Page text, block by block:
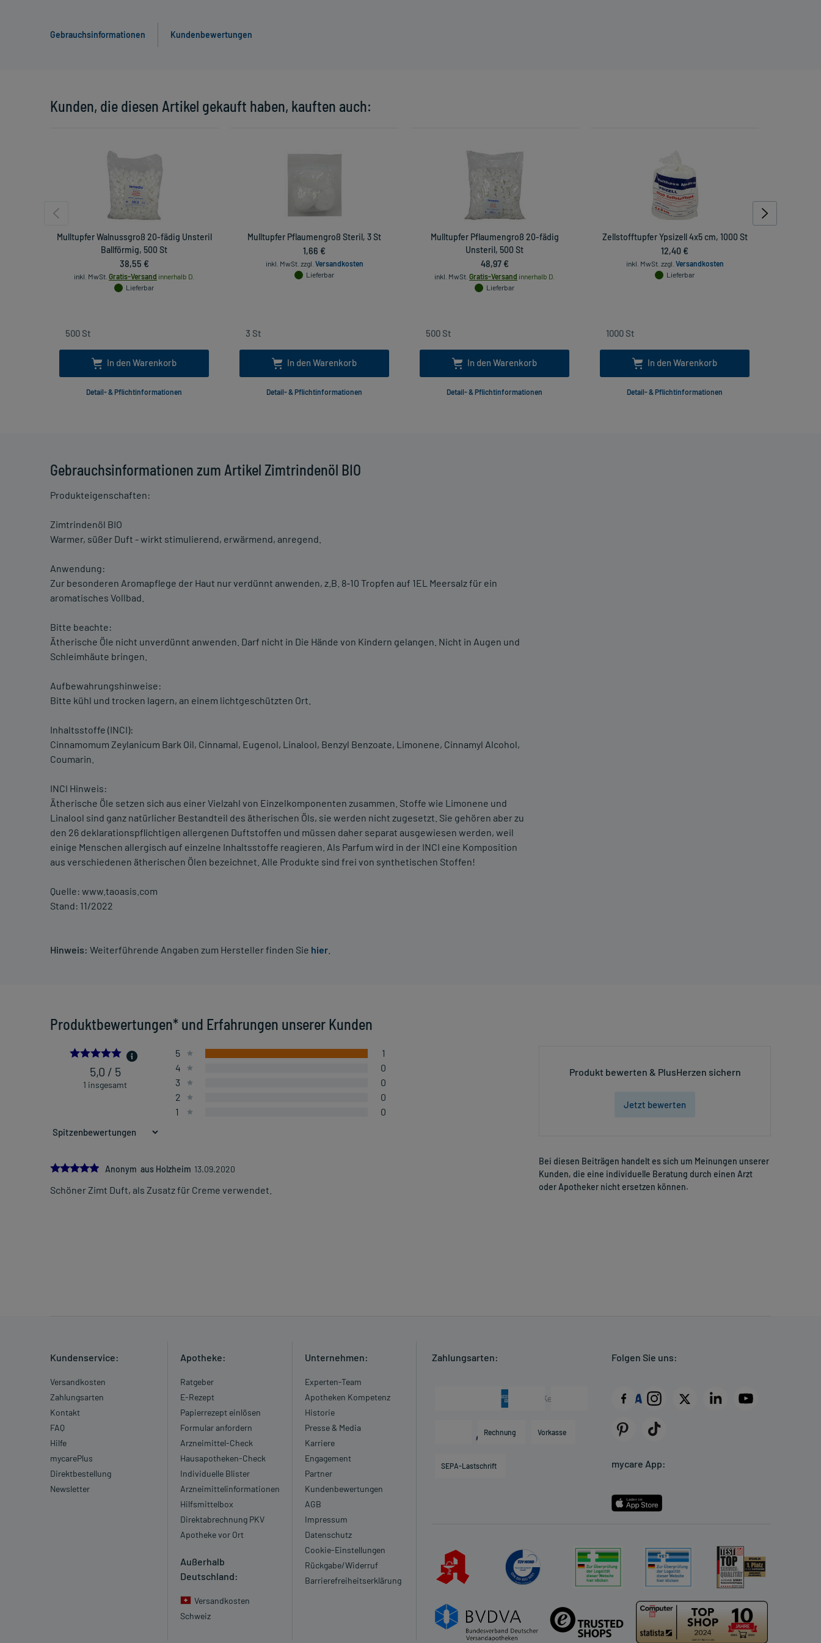
Gebrauchsinformationen Kundenbewertungen
Gebrauchsinformationen zum Artikel Zimtrindenöl BIO
Produkteigenschaften:
Zimtrindenöl BIO
Warmer, süßer Duft - wirkt stimulierend, erwärmend, anregend.
Anwendung:
Zur besonderen Aromapflege der Haut nur verdünnt anwenden, z.B. 8-10 Tropfen auf 1EL Meersalz für ein
aromatisches Vollbad.
Bitte beachte:
Ätherische Öle nicht unverdünnt anwenden. Darf nicht in Die Hände von Kindern gelangen. Nicht in Augen und
Schleimhäute bringen.
Aufbewahrungshinweise:
Bitte kühl und trocken lagern, an einem lichtgeschützten Ort.
Inhaltsstoffe (INCI):
Cinnamomum Zeylanicum Bark Oil, Cinnamal, Eugenol, Linalool, Benzyl Benzoate, Limonene, Cinnamyl Alcohol,
Coumarin.
INCI Hinweis:
Ätherische Öle setzen sich aus einer Vielzahl von Einzelkomponenten zusammen. Stoffe wie Limonene und
Linalool sind ganz natürlicher Bestandteil des ätherischen Öls, sie werden nicht zugesetzt. Sie gehören aber zu
den 26 deklarationspflichtigen allergenen Duftstoffen und müssen daher separat ausgewiesen werden, weil
einige Menschen allergisch auf einzelne Inhaltsstoffe reagieren. Als Parfum wird in der INCI eine Komposition
aus verschiedenen ätherischen Ölen bezeichnet. Alle Produkte sind frei von synthetischen Stoffen!
Quelle: www.taoasis.com
Stand: 11/2022
Hinweis: Weiterführende Angaben zum Hersteller finden Sie hier
Produktbewertungen* und Erfahrungen unserer Kunden
5.0
5,0 / 5
1 insgesamt
5
1
4
0
3
0
2
0
1
0
5.0
Anonym aus Holzheim 13.09.2020
Schöner Zimt Duft, als Zusatz für Creme verwendet.
Produkt bewerten & PlusHerzen sichern
Jetzt bewerten
Bei diesen Beiträgen handelt es sich um Meinungen unserer
Kunden, die eine individuelle Beratung durch einen Arzt
oder Apotheker nicht ersetzen können.
Kunden, die diesen Artikel gekauft haben, kauften auch:
Mulltupfer Walnussgroß 20-fädig Unsteril
Ballförmig, 500 St
38,55 €
inkl. MwSt. Gratis-Versand innerhalb D.
Lieferbar
In den Warenkorb
Detail- & Pflichtinformationen
Mulltupfer Pflaumengroß Steril, 3 St
1,66 €
inkl. MwSt. zzgl. Versandkosten
Lieferbar
In den Warenkorb
Detail- & Pflichtinformationen
Mulltupfer Pflaumengroß 20-fädig
Unsteril, 500 St
48,97 €
inkl. MwSt. Gratis-Versand innerhalb D.
Lieferbar
In den Warenkorb
Detail- & Pflichtinformationen
Zellstofftupfer Ypsizell 4x5 cm, 1000 St
12,40 €
inkl. MwSt. zzgl. Versandkosten
Lieferbar
In den Warenkorb
Detail- & Pflichtinformationen
Kundenservice:
Versandkosten
Zahlungsarten
Kontakt
FAQ
Hilfe
mycarePlus
Direktbestellung
Newsletter
Apotheke:
Ratgeber
E-Rezept
Papierrezept einlösen
Formular anfordern
Arzneimittel-Check
Hausapotheken-Check
Individuelle Blister
Arzneimittelinformationen
Hilfsmittelbox
Direktabrechnung PKV
Apotheke vor Ort
Außerhalb
Deutschland:
Versandkosten
Schweiz
Unternehmen:
Experten-Team
Apotheken Kompetenz
Historie
Presse & Media
Karriere
Engagement
Partner
Kundenbewertungen
AGB
Impressum
Datenschutz
Cookie-Einstellungen
Rückgabe/Widerruf
Barrierefreiheitserklärung
Zahlungsarten:
Rechnung Vorkasse
SEPA-Lastschrift
Folgen Sie uns:
mycare App: